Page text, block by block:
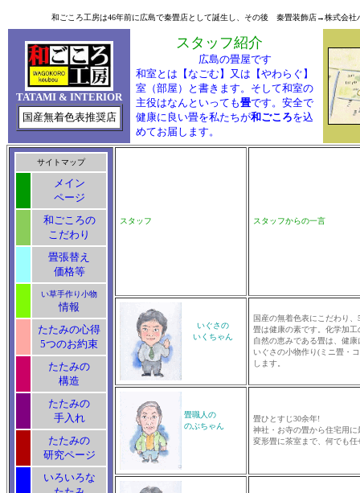
和ごころ工房は46年前に広島で秦畳店として誕生し、その後 秦畳装飾店→株式会社
TATAMI & INTERIOR
国産無着色表推奨店
スタッフ紹介
広島の畳屋です
和室とは【なごむ】又は【やわらぐ】
室（部屋）と書きます。そして和室の
主役はなんといっても畳です。安全で
健康に良い畳を私たちが和ごころを込
めてお届します。
サイトマップ
メイン
ページ
和ごころの
こだわり
畳張替え
価格等
い草手作り小物
情報
たたみの心得
5つのお約束
たたみの
構造
たたみの
手入れ
たたみの
研究ページ
いろいろな
スタッフ スタッフからの一言
いぐさの
いくちゃん
国産の無着色表にこだわり
畳は健康の素です。化学加
自然の恵みである畳は、健
いぐさの小物作り(ミニ畳・
します。
畳職人の
のぶちゃん
畳ひとすじ30余年!
神社・お寺の畳から住宅用
変形畳に茶室まで、何でも任